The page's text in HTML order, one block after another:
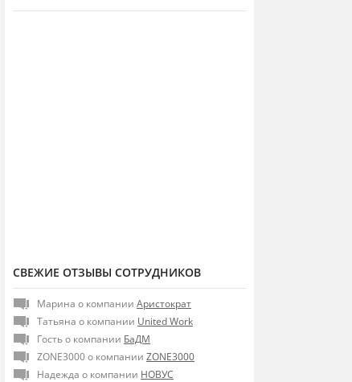
СВЕЖИЕ ОТЗЫВЫ СОТРУДНИКОВ
Марина о компании Аристократ
Татьяна о компании United Work
Гость о компании БаДМ
ZONE3000 о компании ZONE3000
Надежда о компании НОВУС